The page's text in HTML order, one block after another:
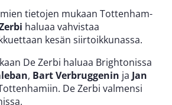
tietojen mukaan Tottenham-
haluaa vahvistaa
kesän siirtoikkunassa.
De Zerbi haluaa Brightonissa
, Bart Verbruggenin ja Jan
De Zerbi valmensi